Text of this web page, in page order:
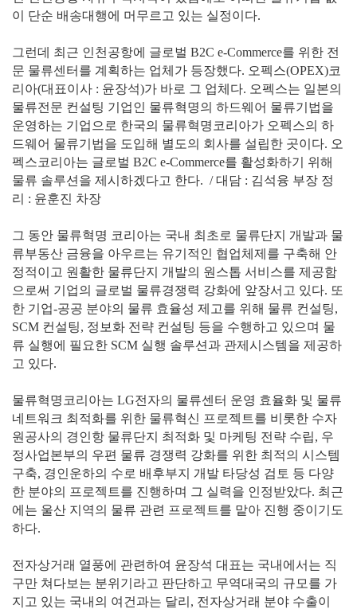
이 단순 배송대행에 머무르고 있는 실정이다.
그런데 최근 인천공항에 글로벌 B2C e-Commerce를 위한 전
문 물류센터를 계획하는 업체가 등장했다. 오펙스(OPEX)코
리아(대표이사 : 윤장석)가 바로 그 업체다. 오펙스는 일본의
물류전문 컨설팅 기업인 물류혁명의 하드웨어 물류기법을
운영하는 기업으로 한국의 물류혁명코리아가 오펙스의 하
드웨어 물류기법을 도입해 별도의 회사를 설립한 곳이다. 오
펙스코리아는 글로벌 B2C e-Commerce를 활성화하기 위해
물류 솔루션을 제시하겠다고 한다. / 대담 : 김석융 부장 정
리 : 윤훈진 차장
그 동안 물류혁명 코리아는 국내 최초로 물류단지 개발과 물
류부동산 금융을 아우르는 유기적인 협업체제를 구축해 안
정적이고 원활한 물류단지 개발의 원스톱 서비스를 제공함
으로써 기업의 글로벌 물류경쟁력 강화에 앞장서고 있다. 또
한 기업-공공 분야의 물류 효율성 제고를 위해 물류 컨설팅,
SCM 컨설팅, 정보화 전략 컨설팅 등을 수행하고 있으며 물
류 실행에 필요한 SCM 실행 솔루션과 관제시스템을 제공하
고 있다.
물류혁명코리아는 LG전자의 물류센터 운영 효율화 및 물류
네트워크 최적화를 위한 물류혁신 프로젝트를 비롯한 수자
원공사의 경인항 물류단지 최적화 및 마케팅 전략 수립, 우
정사업본부의 우편 물류 경쟁력 강화를 위한 최적의 시스템
구축, 경인운하의 수로 배후부지 개발 타당성 검토 등 다양
한 분야의 프로젝트를 진행하며 그 실력을 인정받았다. 최근
에는 울산 지역의 물류 관련 프로젝트를 맡아 진행 중이기도
하다.
전자상거래 열풍에 관련하여 윤장석 대표는 국내에서는 직
구만 쳐다보는 분위기라고 판단하고 무역대국의 규모를 가
지고 있는 국내의 여건과는 달리, 전자상거래 분야 수출이